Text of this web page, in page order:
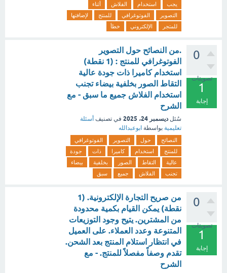
يجب استخدام الفلاش
أثناء
التصوير
الفوتوغرافي للمنتج
لإضافتها
للمتجر
الإلكتروني خطأ
0
تصويتات
1
إجابة
.من النصائح حول التصوير
الفوتوغرافي للمنتج : (1 نقطة)
استخدام كاميرا ذات جودة عالية
التقاط الصور بخلفية بيضاء تجنب
استخدام الفلاش جميع ما سبق - مع
الشرح
سُئل ديسمبر 24، 2025 في تصنيف أسئلة
تعليمية بواسطة ابوعبدالله
النصائح حول التصوير
الفوتوغرافي
للمنتج
استخدام كاميرا ذات
جودة
عالية
التقاط الصور بخلفية
بيضاء
تجنب
الفلاش جميع سبق
0
تصويتات
1
إجابة
من صريح التجارة الإلكترونية. (1
نقطة) يمكن القيام بكمية محدودة
من المشترين. يتيح وجود التوزيعات
المتنوعة وعدد العملاء. على العميل
في انتظار استلام المنتج بعد الشحن.
تقدم وصفاً مفصلاً للمنتج. - مع
الشرح